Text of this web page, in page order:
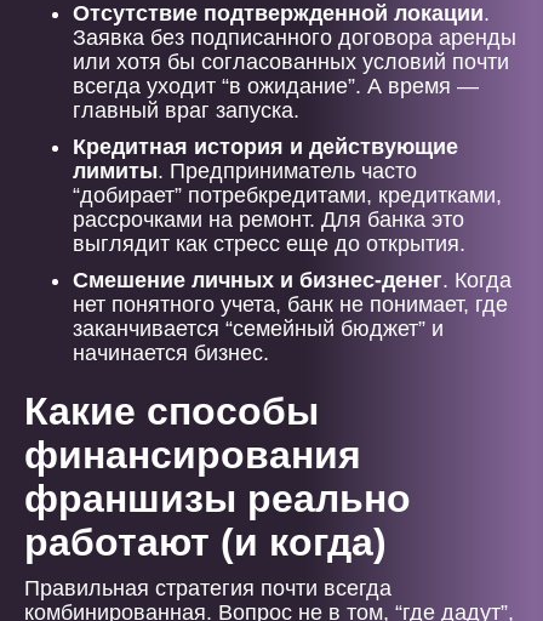
Отсутствие подтвержденной локации.
Заявка без подписанного договора аренды
или хотя бы согласованных условий почти
всегда уходит “в ожидание”. А время —
главный враг запуска.
Кредитная история и действующие
лимиты. Предприниматель часто
“добирает” потребкредитами, кредитками,
рассрочками на ремонт. Для банка это
выглядит как стресс еще до открытия.
Смешение личных и бизнес-денег. Когда
нет понятного учета, банк не понимает, где
заканчивается “семейный бюджет” и
начинается бизнес.
Какие способы
финансирования
франшизы реально
работают (и когда)
Правильная стратегия почти всегда
комбинированная. Вопрос не в том, “где дадут”,